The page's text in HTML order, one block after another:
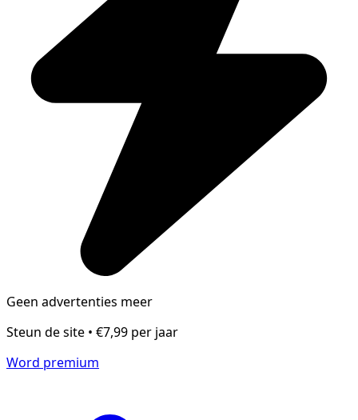
Geen advertenties meer
Steun de site • €7,99 per jaar
Word premium